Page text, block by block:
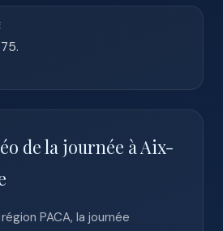
de la journée à Aix-
PACA, la journée